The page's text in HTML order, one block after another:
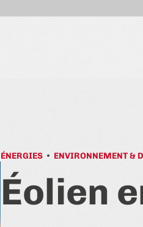
ÉNERGIES ENVIRONNEMENT &
Éolien